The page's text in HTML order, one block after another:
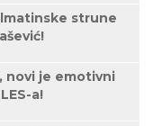
strune
novi je emotivni
a!